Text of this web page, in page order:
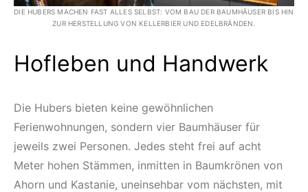
DIE HUBERS MACHEN FAST ALLES SELBST: VOM BAU DER BAUMHÄUSER BIS HIN
ZUR HERSTELLUNG VON KELLERBIER UND EDELBRÄNDEN.
Hofleben und Handwerk
Die Hubers bieten keine gewöhnlichen
Ferienwohnungen, sondern vier Baumhäuser für
jeweils zwei Personen. Jedes steht frei auf acht
Meter hohen Stämmen, inmitten in Baumkrönen von
Ahorn und Kastanie, uneinsehbar vom nächsten, mit